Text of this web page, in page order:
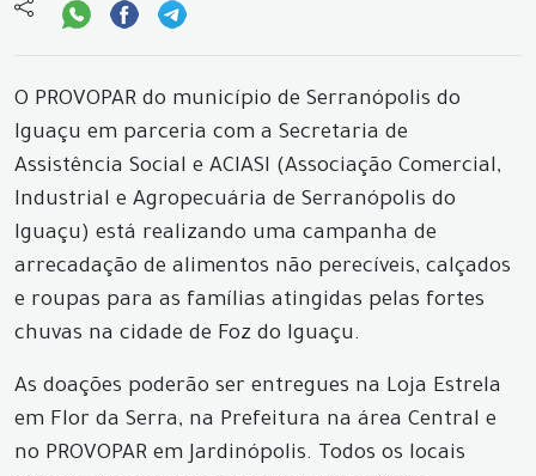
O PROVOPAR do município de Serranópolis do
Iguaçu em parceria com a Secretaria de
Assistência Social e ACIASI (Associação Comercial,
Industrial e Agropecuária de Serranópolis do
Iguaçu) está realizando uma campanha de
arrecadação de alimentos não perecíveis, calçados
e roupas para as famílias atingidas pelas fortes
chuvas na cidade de Foz do Iguaçu.
As doações poderão ser entregues na Loja Estrela
em Flor da Serra, na Prefeitura na área Central e
no PROVOPAR em Jardinópolis. Todos os locais